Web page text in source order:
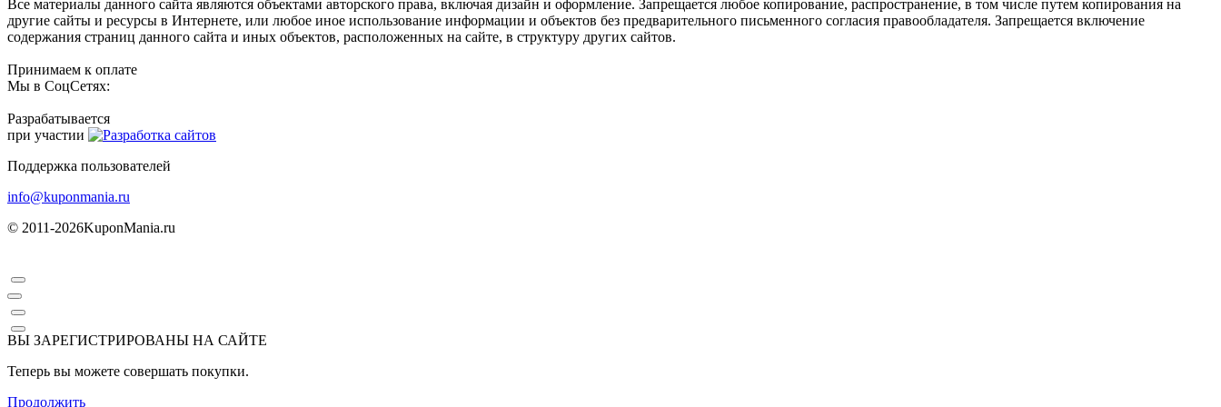
Все материалы данного сайта являются объектами авторского права, включая дизайн и оформление. Запрещается любое копирование, распространение, в том числе путем копирования на
другие сайты и ресурсы в Интернете, или любое иное использование информации и объектов без предварительного письменного согласия правообладателя. Запрещается включение
содержания страниц данного сайта и иных объектов, расположенных на сайте, в структуру других сайтов.
Принимаем к оплате
Мы в СоцСетях:
Разрабатывается
при участии
Поддержка пользователей
info@kuponmania.ru
© 2011-2026KuponMania.ru
ВЫ ЗАРЕГИСТРИРОВАНЫ НА САЙТЕ
Теперь вы можете совершать покупки.
Продолжить